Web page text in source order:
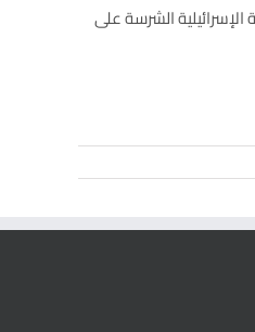
الإسرائيلية الشرسة على